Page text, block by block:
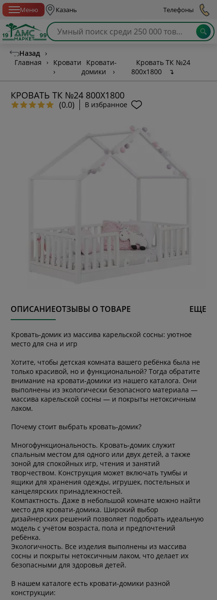
Меню Казань Телефоны
Назад ›
Главная
›
Кровати
›
Кровати-
домики
›
Кровать ТК №24
800х1800
↴
КРОВАТЬ ТК №24 800Х1800
(0.0) В избранное
ОПИСАНИЕОТЗЫВЫ О ТОВАРЕ ЕЩЕ
Кровать-домик из массива карельской сосны: уютное
место для сна и игр
Хотите, чтобы детская комната вашего ребёнка была не
только красивой, но и функциональной? Тогда обратите
внимание на кровати-домики из нашего каталога. Они
выполнены из экологически безопасного материала —
массива карельской сосны — и покрыты нетоксичным
лаком.
Почему стоит выбрать кровать-домик?
Многофункциональность. Кровать-домик служит
спальным местом для одного или двух детей, а также
зоной для спокойных игр, чтения и занятий
творчеством. Конструкция может включать тумбы и
ящики для хранения одежды, игрушек, постельных и
канцелярских принадлежностей.
Компактность. Даже в небольшой комнате можно найти
место для кровати-домика. Широкий выбор
дизайнерских решений позволяет подобрать идеальную
модель с учётом возраста, пола и предпочтений
ребёнка.
Экологичность. Все изделия выполнены из массива
сосны и покрыты нетоксичным лаком, что делает их
безопасными для здоровья детей.
В нашем каталоге есть кровати-домики разной
конструкции: